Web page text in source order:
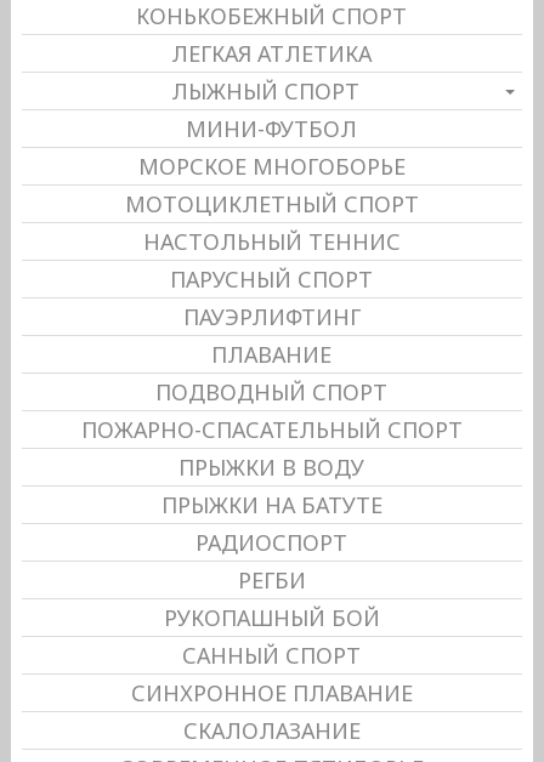
КОНЬКОБЕЖНЫЙ СПОРТ
ЛЕГКАЯ АТЛЕТИКА
ЛЫЖНЫЙ СПОРТ
МИНИ-ФУТБОЛ
МОРСКОЕ МНОГОБОРЬЕ
МОТОЦИКЛЕТНЫЙ СПОРТ
НАСТОЛЬНЫЙ ТЕННИС
ПАРУСНЫЙ СПОРТ
ПАУЭРЛИФТИНГ
ПЛАВАНИЕ
ПОДВОДНЫЙ СПОРТ
ПОЖАРНО-СПАСАТЕЛЬНЫЙ СПОРТ
ПРЫЖКИ В ВОДУ
ПРЫЖКИ НА БАТУТЕ
РАДИОСПОРТ
РЕГБИ
РУКОПАШНЫЙ БОЙ
САННЫЙ СПОРТ
СИНХРОННОЕ ПЛАВАНИЕ
СКАЛОЛАЗАНИЕ